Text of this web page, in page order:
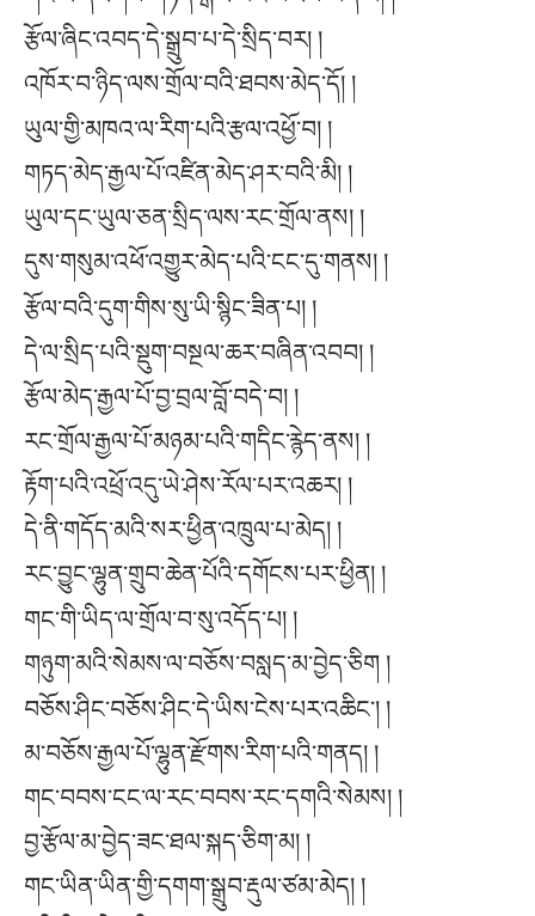
རྩོལ་ཞིང་འབད་དེ་སྒྲུབ་པ་དེ་སྲིད་བར། །
འཁོར་བ་ཉིད་ལས་གྲོལ་བའི་ཐབས་མེད་དོ། །
ཡུལ་གྱི་མཁའ་ལ་རིག་པའི་རྩལ་འཕྱོ་བ། །
གཏད་མེད་རྒྱལ་པོ་འཛིན་མེད་ཤར་བའི་མི། །
ཡུལ་དང་ཡུལ་ཅན་སྲིད་ལས་རང་གྲོལ་ནས། །
དུས་གསུམ་འཕོ་འགྱུར་མེད་པའི་ངང་དུ་གནས། །
རྩོལ་བའི་དུག་གིས་སུ་ཡི་སྙིང་ཟིན་པ། །
དེ་ལ་སྲིད་པའི་སྡུག་བསྔལ་ཆར་བཞིན་འབབ། །
རྩོལ་མེད་རྒྱལ་པོ་བྱ་བྲལ་བློ་བདེ་བ། །
རང་གྲོལ་རྒྱལ་པོ་མཉམ་པའི་གདིང་རྙེད་ནས། །
རྟོག་པའི་འཕྲོ་འདུ་ཡེ་ཤེས་རོལ་པར་འཆར། །
དེ་ནི་གདོད་མའི་སར་ཕྱིན་འཁྲུལ་པ་མེད། །
རང་བྱུང་ལྷུན་གྲུབ་ཆེན་པོའི་དགོངས་པར་ཕྱིན། །
གང་གི་ཡིད་ལ་གྲོལ་བ་སུ་འདོད་པ། །
གཉུག་མའི་སེམས་ལ་བཅོས་བསླད་མ་བྱེད་ཅིག །
བཅོས་ཤིང་བཅོས་ཤིང་དེ་ཡིས་ངེས་པར་འཆིང༌། །
མ་བཅོས་རྒྱལ་པོ་ལྷུན་རྫོགས་རིག་པའི་གནད། །
གང་བབས་ངང་ལ་རང་བབས་རང་དགའི་སེམས། །
བྱ་རྩོལ་མ་བྱེད་ཟང་ཐལ་སྐད་ཅིག་མ། །
གང་ཡིན་ཡིན་གྱི་དགག་སྒྲུབ་རྡུལ་ཙམ་མེད། །